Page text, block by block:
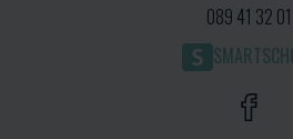
089 41 32 01